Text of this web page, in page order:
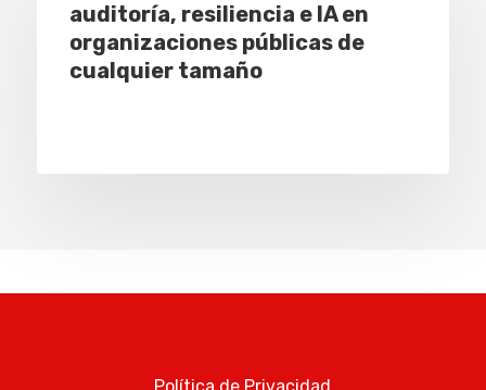
auditoría, resiliencia e IA en
organizaciones públicas de
cualquier tamaño